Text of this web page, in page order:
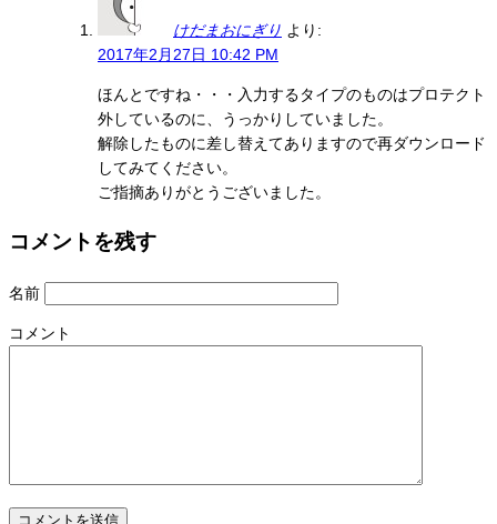
けだまおにぎり より:
2017年2月27日 10:42 PM
ほんとですね・・・入力するタイプのものはプロテクト
外しているのに、うっかりしていました。
解除したものに差し替えてありますので再ダウンロード
してみてください。
ご指摘ありがとうございました。
コメントを残す
名前
コメント